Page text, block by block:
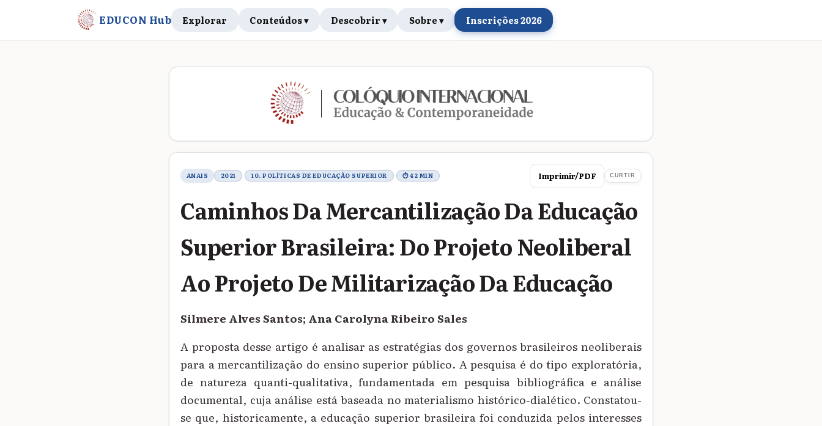
EDUCON Hub Explorar Conteúdos ▾ Descobrir ▾ Sobre ▾ Inscrições 2026
ANAIS 2021 10. POLÍTICAS DE EDUCAÇÃO SUPERIOR ⏱ 42 MIN Imprimir/PDF CURTIR
Caminhos Da Mercantilização Da Educação
Superior Brasileira: Do Projeto Neoliberal
Ao Projeto De Militarização Da Educação
Silmere Alves Santos; Ana Carolyna Ribeiro Sales
A proposta desse artigo é analisar as estratégias dos governos brasileiros neoliberais
para a mercantilização do ensino superior público. A pesquisa é do tipo exploratória,
de natureza quanti-qualitativa, fundamentada em pesquisa bibliográfica e análise
documental, cuja análise está baseada no materialismo histórico-dialético. Constatou-
se que, historicamente, a educação superior brasileira foi conduzida pelos interesses